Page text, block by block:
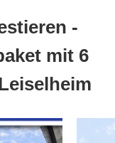
-
mit 6